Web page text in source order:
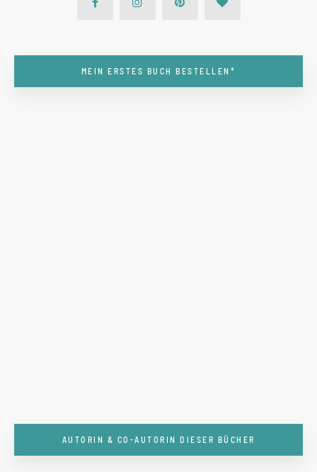
MEIN ERSTES BUCH BESTELLEN*
AUTORIN & CO-AUTORIN DIESER BÜCHER